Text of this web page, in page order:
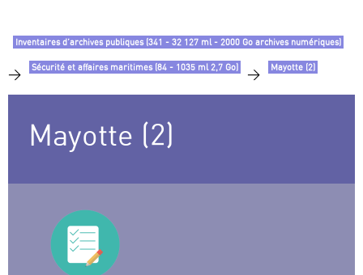
Inventaires d’archives publiques (341 - 32 127 ml - 2000 Go archives numériques)
> Sécurité et affaires maritimes (84 - 1035 ml 2,7 Go) > Mayotte (2)
Mayotte (2)